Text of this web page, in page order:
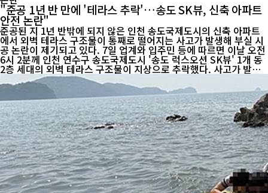
"준공 1년 반 만에 '테라스 추락'…송도 SK뷰, 신축 아파트
안전 논란"
준공된 지 1년 반밖에 되지 않은 인천 송도국제도시의 신축 아파트
에서 외벽 테라스 구조물이 통째로 떨어지는 사고가 발생해 부실 시
공 논란이 제기되고 있다. 7일 업계와 입주민 등에 따르면 이날 오전
6시 2분께 인천 연수구 송도국제도시 '송도 럭스오션 SK뷰' 1개 동
2층 세대의 외벽 테라스 구조물이 지상으로 추락했다. 사고가 발생
한 세대는 분양은 완료됐지만 아직 입주하지 않은 공실이었으며, 이
른 아침 시간대여서 다행히 인명 피해는 발생하지 않았다. 그러나 구
조물이 사람이 다...